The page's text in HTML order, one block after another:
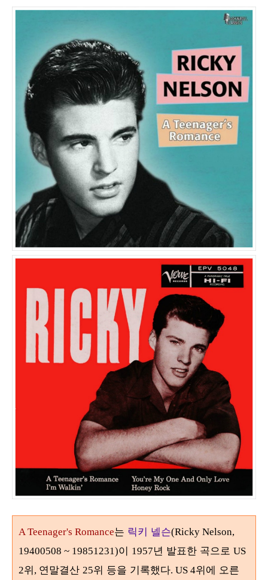
A Teenager's Romance는 릭키 넬슨(Ricky Nelson,
19400508 ~ 19851231)이 1957년 발표한 곡으로 US
2위, 연말결산 25위 등을 기록했다. US 4위에 오른